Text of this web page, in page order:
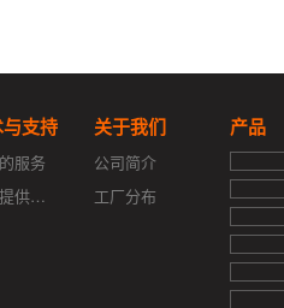
支持
服务
我们提供的支持
关于我们
公司简介
工厂分布
产品